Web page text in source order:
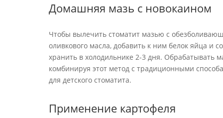
Домашняя мазь с новокаином
Чтобы вылечить стоматит мазью с
оливкового масла, добавить к ним белок яйца и
хранить в холодильнике 2-3 дня. Обрабатывать
комбинируя этот метод с традиционными
для детского стоматита.
Применение картофеля